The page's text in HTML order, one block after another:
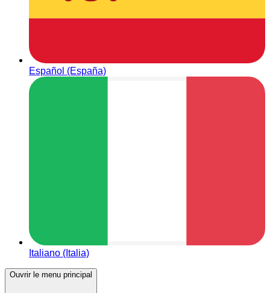
Español (España)
Italiano (Italia)
Ouvrir le menu principal